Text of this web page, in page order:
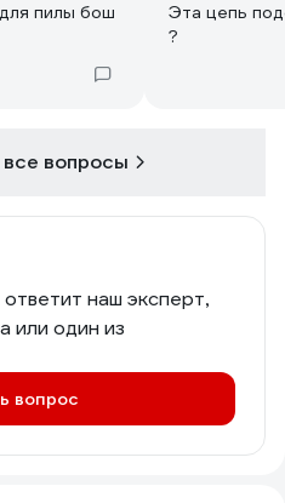
пилы бош
Эта цепь
?
вопросы
наш эксперт,
или один из
вопрос